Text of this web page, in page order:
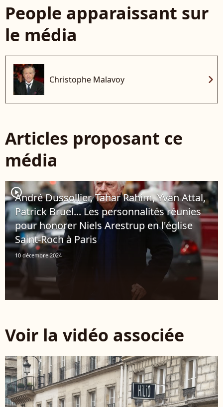
People apparaissant sur
le média
Christophe Malavoy chevron_right
Articles proposant ce
média
player2
André Dussollier, Tahar Rahim, Yvan Attal,
Patrick Bruel... Les personnalités réunies
pour honorer Niels Arestrup en l'église
Saint-Roch à Paris
10 décembre 2024
Voir la vidéo associée